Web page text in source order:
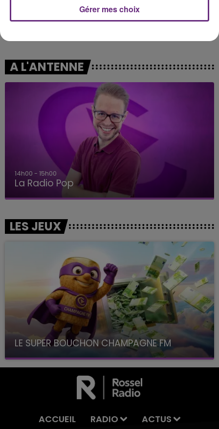
A L'ANTENNE
14h00 - 15h00
La Radio Pop
LES JEUX
LE SUPER BOUCHON CHAMPAGNE FM
avec La Famille Champagne FM, à 8H10
ACCUEIL RADIO ACTUS
Gérer mes choix